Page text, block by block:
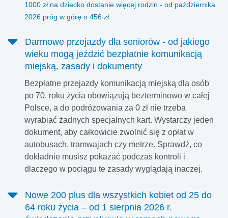
1000 zł na dziecko dostanie więcej rodzin - od października
2026 próg w górę o 456 zł
Darmowe przejazdy dla seniorów - od jakiego
wieku mogą jeździć bezpłatnie komunikacją
miejską, zasady i dokumenty
Bezpłatne przejazdy komunikacją miejską dla osób
po 70. roku życia obowiązują bezterminowo w całej
Polsce, a do podróżowania za 0 zł nie trzeba
wyrabiać żadnych specjalnych kart. Wystarczy jeden
dokument, aby całkowicie zwolnić się z opłat w
autobusach, tramwajach czy metrze. Sprawdź, co
dokładnie musisz pokazać podczas kontroli i
dlaczego w pociągu te zasady wyglądają inaczej.
Nowe 200 plus dla wszystkich kobiet od 25 do
64 roku życia – od 1 sierpnia 2026 r.